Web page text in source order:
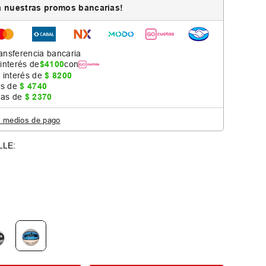
nuestras promos bancarias!
bancaria
de$4100con
interés de$ 8200
de$ 4740
de $ 2370
de pago